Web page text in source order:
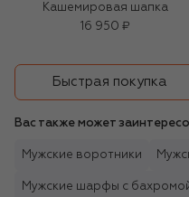
Кашемировая шапка
16 950 ₽
Быстрая покупка
Вас также может
Мужские воротники
Мужские шарфы с